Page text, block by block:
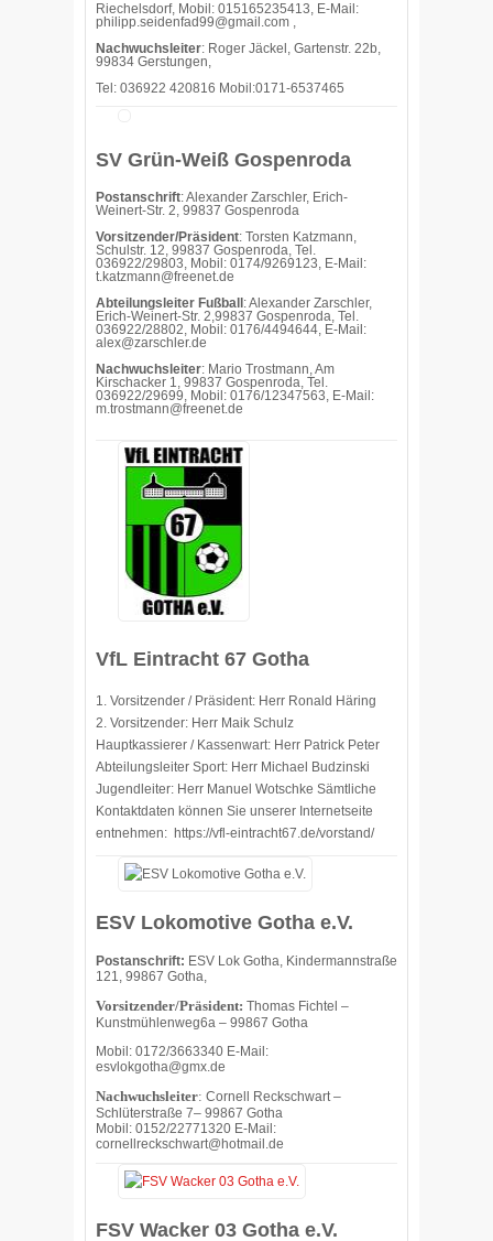
Riechelsdorf, Mobil: 015165235413, E-Mail:
philipp.seidenfad99@gmail.com ,
Nachwuchsleiter: Roger Jäckel, Gartenstr. 22b,
99834 Gerstungen,
Tel: 036922 420816 Mobil:0171-6537465
SV Grün-Weiß Gospenroda
Postanschrift: Alexander Zarschler, Erich-
Weinert-Str. 2, 99837 Gospenroda
Vorsitzender/Präsident: Torsten Katzmann,
Schulstr. 12, 99837 Gospenroda, Tel.
036922/29803, Mobil: 0174/9269123, E-Mail:
t.katzmann@freenet.de
Abteilungsleiter Fußball : Alexander Zarschler,
Erich-Weinert-Str. 2,99837 Gospenroda, Tel.
036922/28802, Mobil: 0176/4494644, E-Mail:
alex@zarschler.de
Nachwuchsleiter: Mario Trostmann, Am
Kirschacker 1, 99837 Gospenroda, Tel.
036922/29699, Mobil: 0176/12347563, E-Mail:
m.trostmann@freenet.de
VfL Eintracht 67 Gotha
1. Vorsitzender / Präsident: Herr Ronald Häring
2. Vorsitzender: Herr Maik Schulz
Hauptkassierer / Kassenwart: Herr Patrick Peter
Abteilungsleiter Sport: Herr Michael Budzinski
Jugendleiter: Herr Manuel Wotschke Sämtliche
Kontaktdaten können Sie unserer Internetseite
entnehmen: https://vfl-eintracht67.de/vorstand/
ESV Lokomotive Gotha e.V.
Postanschrift: ESV Lok Gotha, Kindermannstraße
121, 99867 Gotha,
Vorsitzender/Präsident: Thomas Fichtel –
Kunstmühlenweg6a – 99867 Gotha
Mobil: 0172/3663340 E-Mail:
esvlokgotha@gmx.de
Nachwuchsleiter: Cornell Reckschwart –
Schlüterstraße 7– 99867 Gotha
Mobil: 0152/22771320 E-Mail:
cornellreckschwart@hotmail.de
FSV Wacker 03 Gotha e.V.